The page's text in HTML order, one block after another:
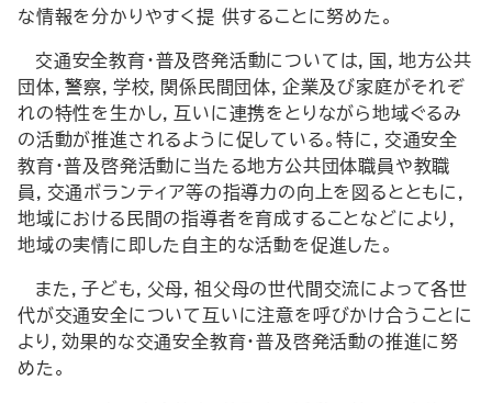
な情報を分かりやすく提 供することに努めた。
交通安全教育・普及啓発活動については，国，地方公共
団体，警察，学校，関係民間団体，企業及び家庭がそれぞ
れの特性を生かし，互いに連携をとりながら地域ぐるみ
の活動が推進されるように促している。特に，交通安全
教育・普及啓発活動に当たる地方公共団体職員や教職
員，交通ボランティア等の指導力の向上を図るとともに，
地域における民間の指導者を育成することなどにより，
地域の実情に即した自主的な活動を促進した。
また，子ども，父母，祖父母の世代間交流によって各世
代が交通安全について互いに注意を呼びかけ合うことに
より，効果的な交通安全教育・普及啓発活動の推進に努
めた。